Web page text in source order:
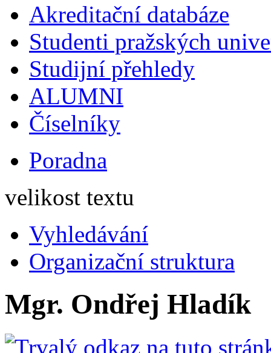
Akreditační databáze
Studenti pražských
Studijní přehledy
ALUMNI
Číselníky
Poradna
velikost textu
Vyhledávání
Organizační struktura
Mgr. Ondřej Hladík